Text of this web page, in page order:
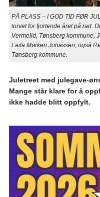
PÅ PLASS – I GOD TID FØR
torvet for fjortende året på rad.
Vermelid, Tønsberg kommune,
Laila Mørken Jonassen, også
Tønsberg kommune.
Juletreet med julegave-
Mange står klare for å
ikke hadde blitt oppfylt.